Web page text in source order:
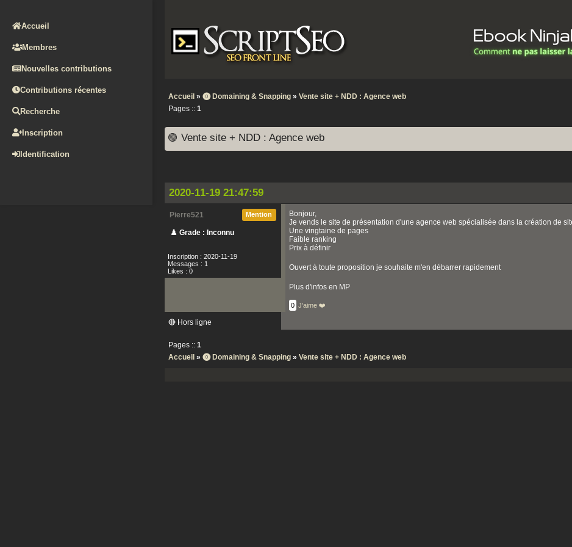
Accueil
Membres
Nouvelles contributions
Contributions récentes
Recherche
Inscription
Identification
Accueil » ⓿ Domaining & Snapping » Vente site + NDD : Agence web
Pages :: 1
🟣 Vente site + NDD : Agence web
2020-11-19 21:47:59
Mention
Pierre521
♟️ Grade : Inconnu
Inscription : 2020-11-19
Messages : 1
Likes : 0
Bonjour,
Je vends le site de présentation d'une agence web spécialisée dans la création de
Une vingtaine de pages
Faible ranking
Prix à définir
Ouvert à toute proposition je souhaite m'en débarrer rapidement
Plus d'infos en MP
0 J'aime ❤️
🔴 Hors ligne
Pages :: 1
Accueil » ⓿ Domaining & Snapping » Vente site + NDD : Agence web